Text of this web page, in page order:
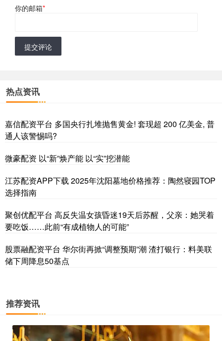
你的邮箱*
提交评论
热点资讯
嘉信配资平台 多国央行扎堆抛售黄金! 套现超 200 亿美金, 普
通人该警惕吗?
微豪配资 以“新”焕产能 以“实”挖潜能
江苏配资APP下载 2025年沈阳墓地价格推荐：陶然寝园TOP
选择指南
聚创优配平台 高反失温女孩昏迷19天后苏醒，父亲：她哭着
要吃饭……此前“有成植物人的可能”
股票融配资平台 华尔街再掀“调整预期”潮 渣打银行：料美联
储下周降息50基点
推荐资讯